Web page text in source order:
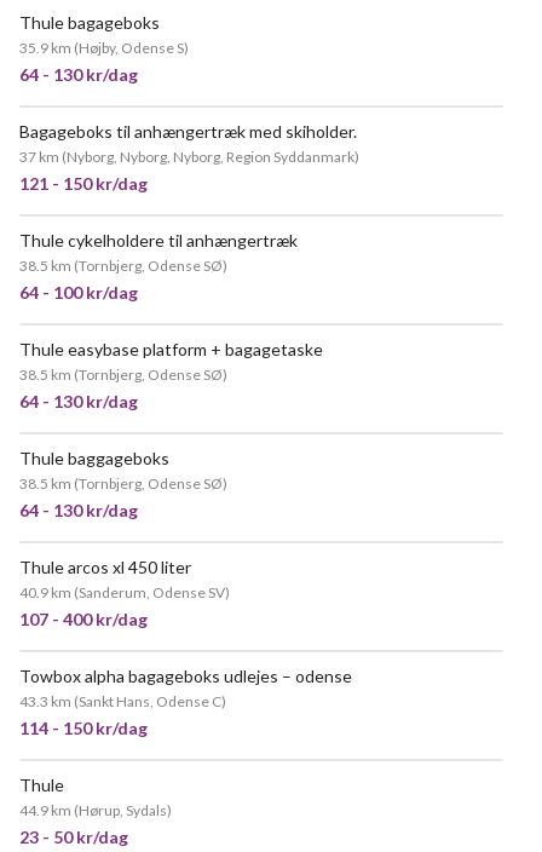
Thule bagageboks
35.9 km (Højby, Odense S)
64 - 130 kr/dag
Bagageboks til anhængertræk med skiholder.
37 km (Nyborg, Nyborg, Nyborg, Region Syddanmark)
121 - 150 kr/dag
Thule cykelholdere til anhængertræk
38.5 km (Tornbjerg, Odense SØ)
64 - 100 kr/dag
Thule easybase platform + bagagetaske
38.5 km (Tornbjerg, Odense SØ)
64 - 130 kr/dag
Thule baggageboks
38.5 km (Tornbjerg, Odense SØ)
64 - 130 kr/dag
Thule arcos xl 450 liter
40.9 km (Sanderum, Odense SV)
107 - 400 kr/dag
Towbox alpha bagageboks udlejes – odense
43.3 km (Sankt Hans, Odense C)
114 - 150 kr/dag
Thule
44.9 km (Hørup, Sydals)
23 - 50 kr/dag